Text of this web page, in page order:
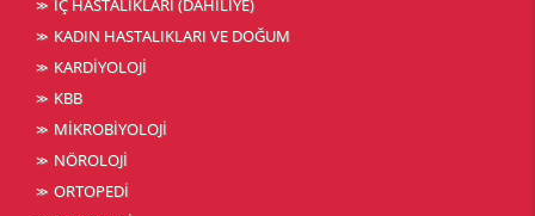
İÇ HASTALIKLARI (DAHİLİYE)
KADIN HASTALIKLARI VE DOĞUM
KARDİYOLOJİ
KBB
MİKROBİYOLOJİ
NÖROLOJİ
ORTOPEDİ